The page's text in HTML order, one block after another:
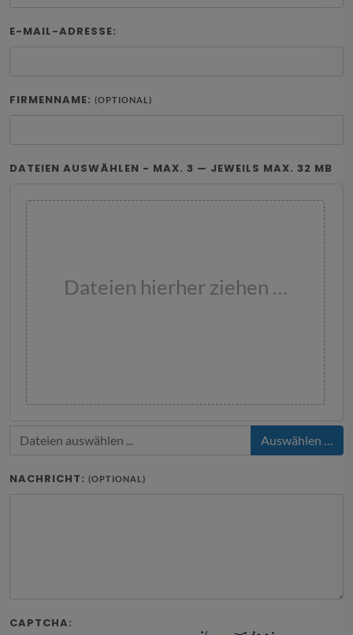
E-MAIL-ADRESSE:
FIRMENNAME: (OPTIONAL)
DATEIEN AUSWÄHLEN - MAX. 3 — JEWEILS MAX. 32 MB
Dateien hierher ziehen …
Auswählen …
NACHRICHT: (OPTIONAL)
CAPTCHA: